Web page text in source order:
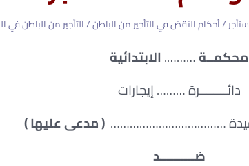
/ أحكام النقض في التأجير من الباطن / التأجير من الباطن في
محكمــة……….الابتدائية
دائــــــــرة ……… إيجارات
………………………………( مدعى عليها )
ضــــــــــد